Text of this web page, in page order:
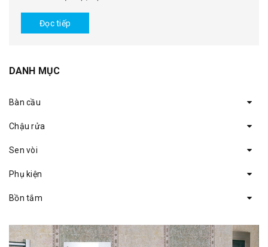
Đọc tiếp
DANH MỤC
Bàn cầu
Chậu rửa
Sen vòi
Phụ kiện
Bồn tắm